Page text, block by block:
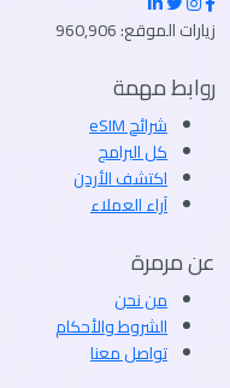
زيارات الموقع: 960,906
روابط مهمة
شرائح eSIM
كل البرامج
اكتشف الأردن
آراء العملاء
عن مرمرة
من نحن
الشروط والأحكام
تواصل معنا